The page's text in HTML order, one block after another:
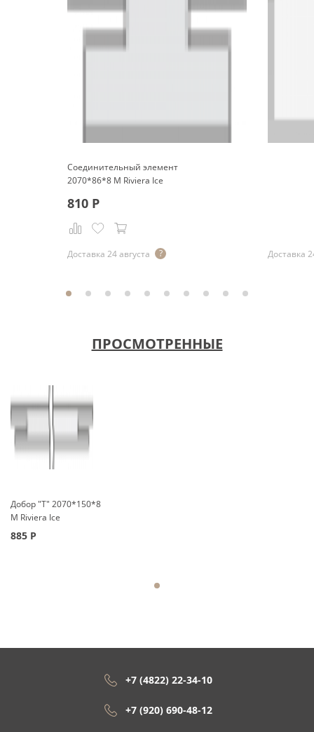
Соединительный элемент
2070*86*8 M Riviera Ice
810 Р
Доставка 24 августа Доставка
ПРОСМОТРЕННЫЕ
Добор "Т" 2070*150*8
М Riviera Ice
885 Р
+7 (4822) 22-34-10
+7 (920) 690-48-12